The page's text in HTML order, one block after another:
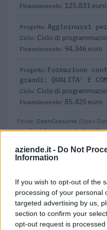
aziende.it - Do Not
Information
If you wish to opt-out of the
processing of your personal
targeted advertising by us,
section to confirm your
opt-out request is
125.831 euro
Aggiornarsi
Ciclo di
94.346 euro
Formazione
grandi: QUALITA' E
Ciclo di
85.425 euro
Fonte: OpenCoesione (Open
verificabile sul portale
Aiuti di Stato e
Honda Italia Industriale
o contributi pubblici per un